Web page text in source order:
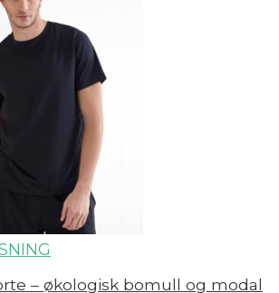
– økologisk bomull og modal